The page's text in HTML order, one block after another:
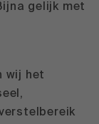
gelijk met
wij het